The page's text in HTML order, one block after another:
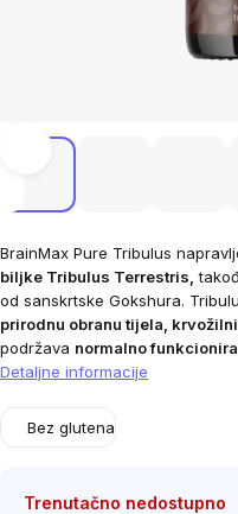
BrainMax Pure Tribulus
biljke Tribulus Terrestris,
od sanskrtske Gokshura.
prirodnu obranu tijela,
podržava normalno
Detaljne informacije
Bez glutena
Trenutačno nedostupno